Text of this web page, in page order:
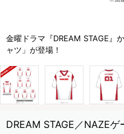
金曜ドラマ『DREAM STAGE』
ャツ」が登場！
DREAM STAGE／NAZE